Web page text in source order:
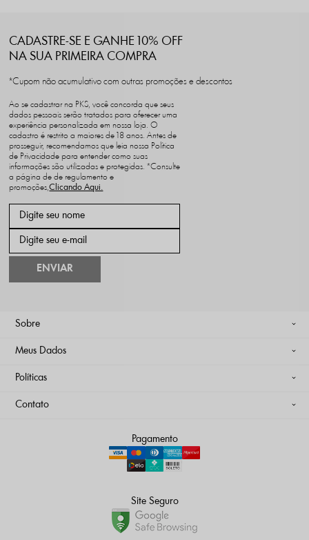
CADASTRE-SE E GANHE 10% OFF
NA SUA PRIMEIRA COMPRA
*Cupom não acumulativo com outras promoções e descontos
ENVIAR
Ao se cadastrar na PKS, você concorda que seus
dados pessoais serão tratados para oferecer uma
experiência personalizada em nossa loja. O
cadastro é restrito a maiores de 18 anos. Antes de
prosseguir, recomendamos que leia nossa Política
de Privacidade para entender como suas
informações são utilizadas e protegidas. *Consulte
a página de de regulamento e
promoções,
Sobre
Meus Dados
Políticas
Contato
Pagamento
Site Seguro